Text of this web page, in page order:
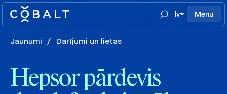
lv Menu
Jaunumi / Darījumi un lietas
Hepsor pārdevis